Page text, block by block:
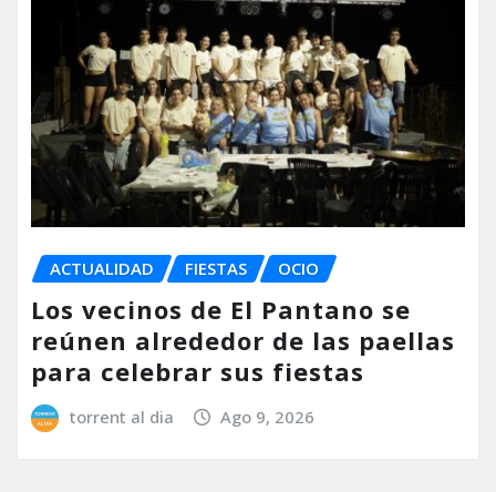
ACTUALIDAD FIESTAS OCIO
Los vecinos de El Pantano se
reúnen alrededor de las paellas
para celebrar sus fiestas
torrent al dia Ago 9, 2026